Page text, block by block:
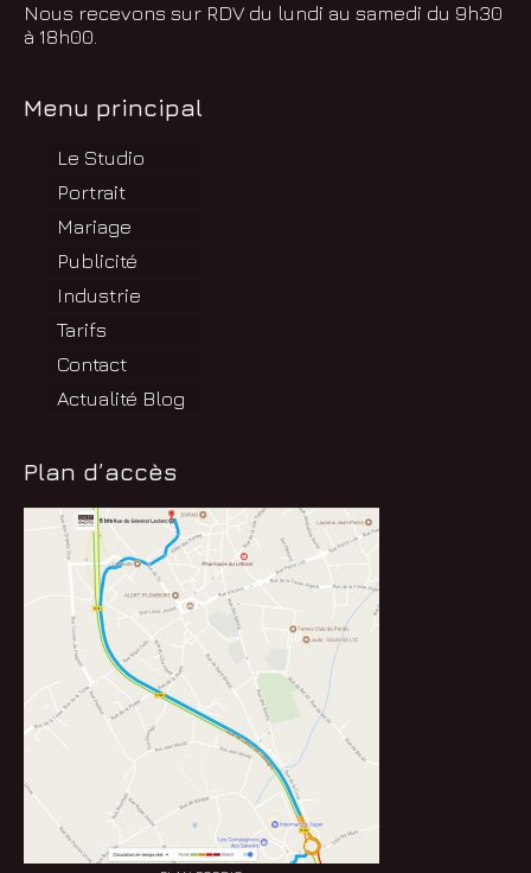
Nous recevons sur RDV du lundi au samedi du 9h30
à 18h00.
Menu principal
Le Studio
Portrait
Mariage
Publicité
Industrie
Tarifs
Contact
Actualité Blog
Plan d’accès